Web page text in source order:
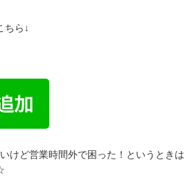
ちら↓
けど営業時間外で困った！というときは